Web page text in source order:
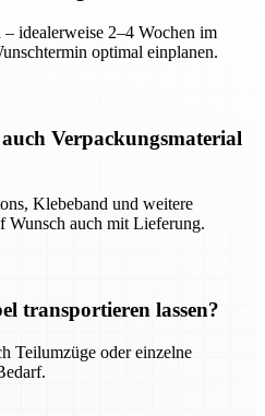
idealerweise 2–4 Wochen im
optimal einplanen.
Verpackungsmaterial
Klebeband und weitere
Wunsch auch mit Lieferung.
transportieren lassen?
Teilumzüge oder einzelne